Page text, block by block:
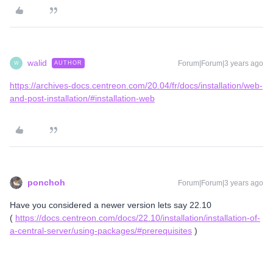
W walid AUTHOR Forum|Forum|3 years ago
https://archives-docs.centreon.com/20.04/fr/docs/installation/web-
and-post-installation/#installation-web
ponchoh Forum|Forum|3 years ago
Have you considered a newer version lets say 22.10
( https://docs.centreon.com/docs/22.10/installation/installation-of-
a-central-server/using-packages/#prerequisites )